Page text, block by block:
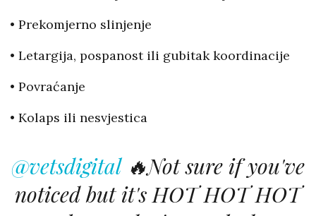
• Prekomjerno slinjenje
• Letargija, pospanost ili gubitak koordinacije
• Povraćanje
• Kolaps ili nesvjestica
@vetsdigital🔥Not sure if you've
noticed but it's HOT HOT HOT